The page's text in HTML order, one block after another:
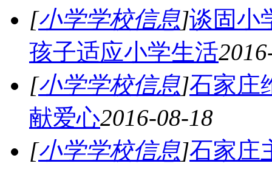
[小学学校信息]谈固小
孩子适应小学生活
[小学学校信息]石家庄
献爱心2016-08-18
[小学学校信息]石家庄